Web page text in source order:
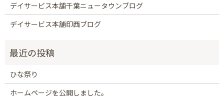
デイサービス本舗千葉ニュータウンブログ
デイサービス本舗印西ブログ
ひな祭り
ホームページを公開しました。